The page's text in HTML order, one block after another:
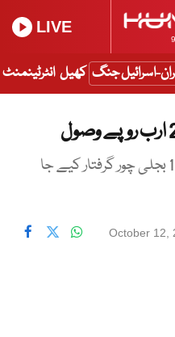
LIVE
اسرائیل جنگ کھیل انٹرٹینمنٹ
ملک بھر میں اب تک 15 ہزار 167 بجلی چور گرفتار کیے جا
October 12,